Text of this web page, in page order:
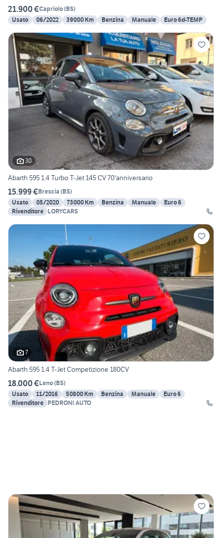
21.900 €Capriolo(BS)
Usato
06/2022 39000 Km Benzina Manuale Euro 6d-TEMP
30
Abarth 595 1.4 Turbo T-Jet 145 CV 70'anniversario
15.999 €Brescia (BS)
Usato
05/2020 73000 Km Benzina Manuale
Euro 6
Rivenditore LORYCARS
7
Abarth 595 1.4 T-Jet Competizione 180CV
18.000 €Leno(BS)
Usato
11/2016 50800 Km Benzina Manuale
Euro 6
Rivenditore PEDRONI AUTO